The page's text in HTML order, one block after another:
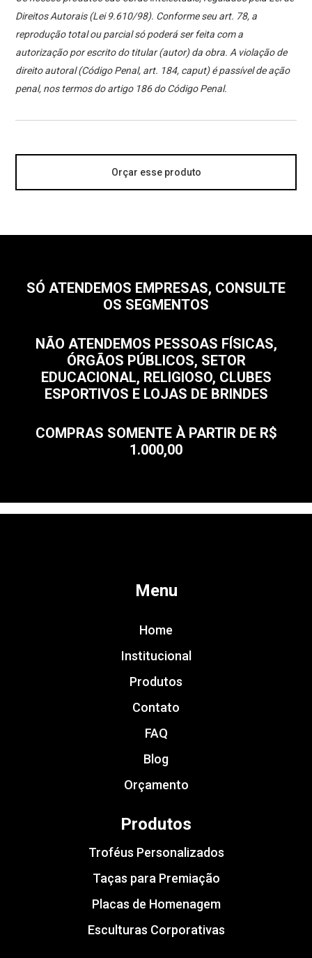
Direitos Autorais (Lei 9.610/98). Conforme seu art. 78, a
reprodução total ou parcial só poderá ser feita com a
autorização por escrito do titular (autor) da obra. A violação de
direito autoral (Código Penal, art. 184, caput) é passível de ação
penal, nos termos do artigo 186 do Código Penal.
Orçar esse produto
SÓ ATENDEMOS EMPRESAS, CONSULTE
OS SEGMENTOS
NÃO ATENDEMOS PESSOAS FÍSICAS,
ÓRGÃOS PÚBLICOS, SETOR
EDUCACIONAL, RELIGIOSO, CLUBES
ESPORTIVOS E LOJAS DE BRINDES
COMPRAS SOMENTE À PARTIR DE R$
1.000,00
Menu
Home
Institucional
Produtos
Contato
FAQ
Blog
Orçamento
Produtos
Troféus Personalizados
Taças para Premiação
Placas de Homenagem
Esculturas Corporativas